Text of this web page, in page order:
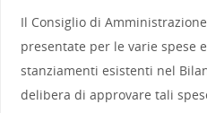
Il Consiglio di
presentate per le varie spese
stanziamenti esistenti nel
delibera di approvare tali